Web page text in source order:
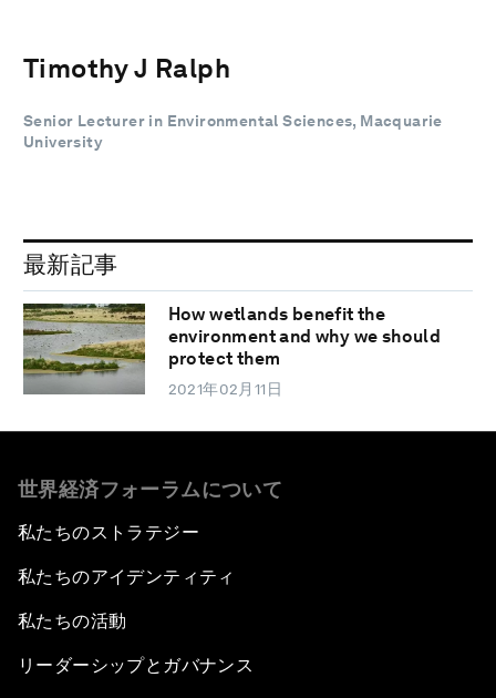
Timothy J Ralph
Senior Lecturer in Environmental Sciences, Macquarie
University
最新記事
How wetlands benefit the
environment and why we should
protect them
2021年02月11日
世界経済フォーラムについて
私たちのストラテジー
私たちのアイデンティティ
私たちの活動
リーダーシップとガバナンス